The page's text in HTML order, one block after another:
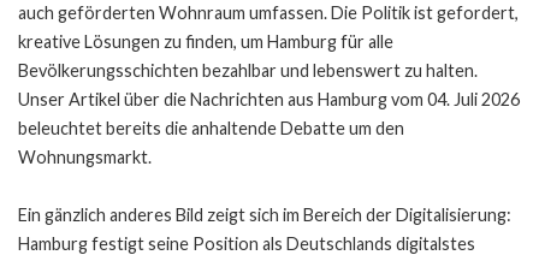
auch geförderten Wohnraum umfassen. Die Politik ist gefordert,
kreative Lösungen zu finden, um Hamburg für alle
Bevölkerungsschichten bezahlbar und lebenswert zu halten.
Unser Artikel über dieNachrichten aus Hamburg vom 04. Juli 2026
beleuchtet bereits die anhaltende Debatte um den
Wohnungsmarkt.
Ein gänzlich anderes Bild zeigt sich im Bereich der Digitalisierung:
Hamburg festigt seine Position als Deutschlands digitalstes